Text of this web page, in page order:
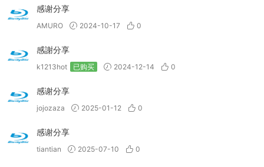
感谢分享
AMURO 2024-10-17 0
感謝分享
k1213hot 已购买 2024-12-14 0
感谢分享
jojozaza 2025-01-12 0
感谢分享
tiantian 2025-07-10 0